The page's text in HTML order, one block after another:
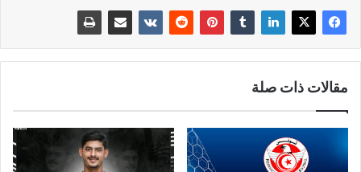
مقالات ذات صلة